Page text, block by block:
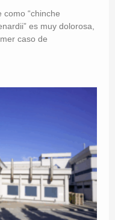
“chinche
es muy dolorosa,
caso de